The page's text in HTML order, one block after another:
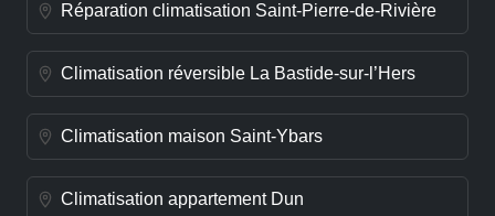
Réparation climatisation Saint-Pierre-de-Rivière
Climatisation réversible La Bastide-sur-l’Hers
Climatisation maison Saint-Ybars
Climatisation appartement Dun